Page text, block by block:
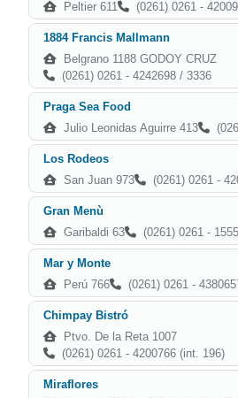
Peltier 611 (0261) 0261 -
1884 Francis Mallmann
Belgrano 1188 GODOY CRUZ
(0261) 0261 - 4242698 / 3336
Praga Sea Food
Julio Leonidas Aguirre 413
Los Rodeos
San Juan 973
(0261) 0261 -
Gran Menù
Garibaldi 63
(0261) 0261 -
Mar y Monte
Perú 766
(0261) 0261 -
Chimpay Bistró
Ptvo. De la Reta 1007
(0261) 0261 - 4200766 (int. 196)
Miraflores